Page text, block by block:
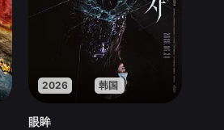
2026 韩国
眼眸